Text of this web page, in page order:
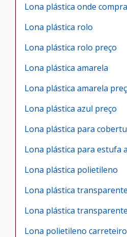
Lona plástica onde
Lona plástica rolo
Lona plástica rolo preço
Lona plástica amarela
Lona plástica amarela
Lona plástica azul preço
Lona plástica para
Lona plástica para estufa
Lona plástica polietileno
Lona plástica
Lona plástica
Lona polietileno carreteiro